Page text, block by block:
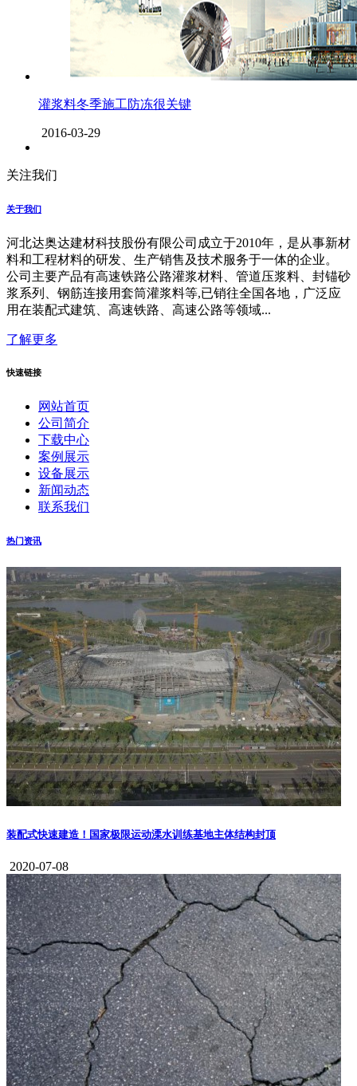
灌浆料冬季施工防冻很关键
2016-03-29
关注我们
关于我们
河北达奥达建材科技股份有限公司成立于2010年，是从事新材
料和工程材料的研发、生产销售及技术服务于一体的企业。
公司主要产品有高速铁路公路灌浆材料、管道压浆料、封锚砂
浆系列、钢筋连接用套筒灌浆料等,已销往全国各地，广泛应
用在装配式建筑、高速铁路、高速公路等领域...
了解更多
快速链接
网站首页
公司简介
下载中心
案例展示
设备展示
新闻动态
联系我们
热门资讯
装配式快速建造！国家极限运动溧水训练基地主体结构封顶
2020-07-08